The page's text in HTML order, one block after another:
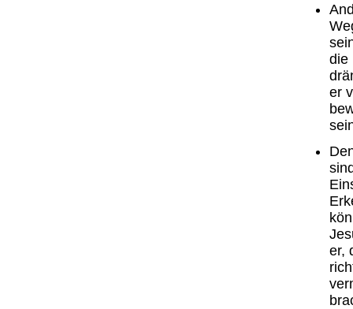
die
er
er,